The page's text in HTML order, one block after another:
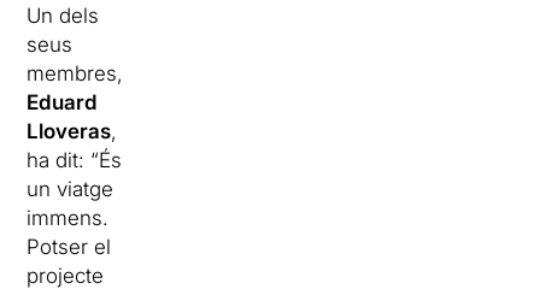
Un dels
seus
membres,
Eduard
Lloveras,
ha dit: “És
un viatge
immens.
Potser el
projecte